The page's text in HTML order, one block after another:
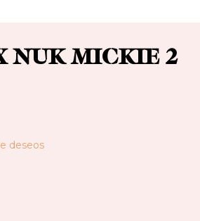
NUK MICKIE 2
deseos